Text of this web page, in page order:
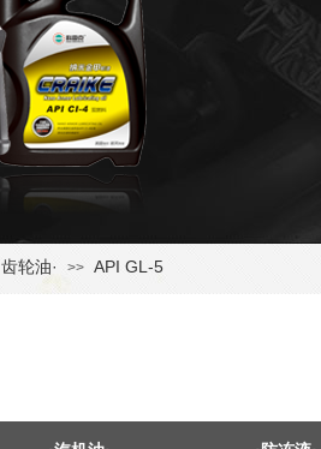
齿轮油· >> API GL-5